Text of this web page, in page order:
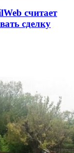
считает
сделку